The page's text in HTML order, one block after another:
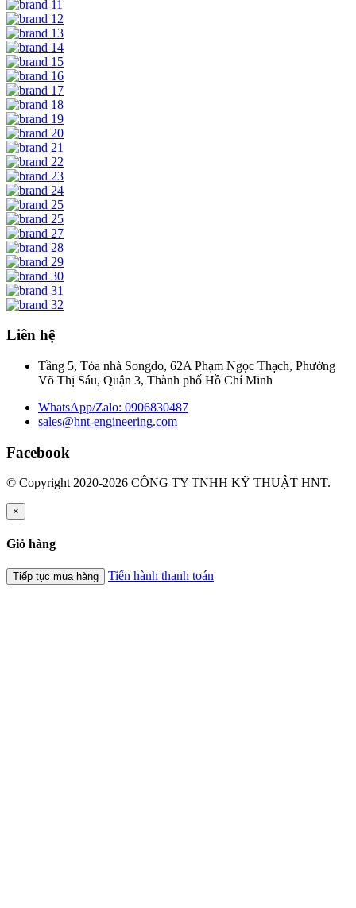
Liên hệ
Tầng 5, Tòa nhà Songdo, 62A Phạm Ngọc Thạch, Phường
Võ Thị Sáu, Quận 3, Thành phố Hồ Chí Minh
WhatsApp/Zalo: 0906830487
sales@hnt-engineering.com
Facebook
© Copyright 2020-2026 CÔNG TY TNHH KỸ THUẬT HNT.
×
Giỏ hàng
Tiếp tục mua hàng Tiến hành thanh toán